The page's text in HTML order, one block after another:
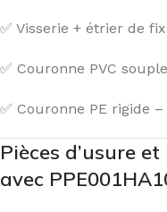
✅ Visserie + étrier de
✅ Couronne PVC
✅ Couronne PE rigide –
Pièces d’usure
avec